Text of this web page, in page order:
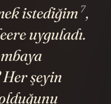
istediğim ,
uyguladı.
Her şeyin